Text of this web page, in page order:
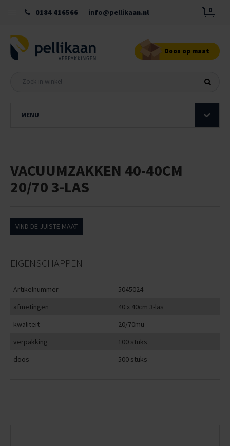
0184 416566 info@pellikaan.nl 0
Doos op maat
MENU
VACUUMZAKKEN 40-40CM
20/70 3-LAS
VIND DE JUISTE MAAT
EIGENSCHAPPEN
Artikelnummer
5045024
afmetingen
40 x 40cm 3-las
kwaliteit
20/70mu
verpakking
100 stuks
doos
500 stuks